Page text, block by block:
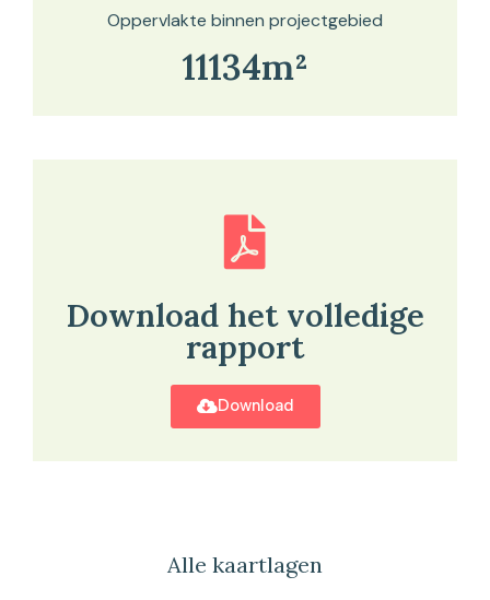
Oppervlakte binnen projectgebied
11134m²
Download het volledige
rapport
Download
Alle kaartlagen